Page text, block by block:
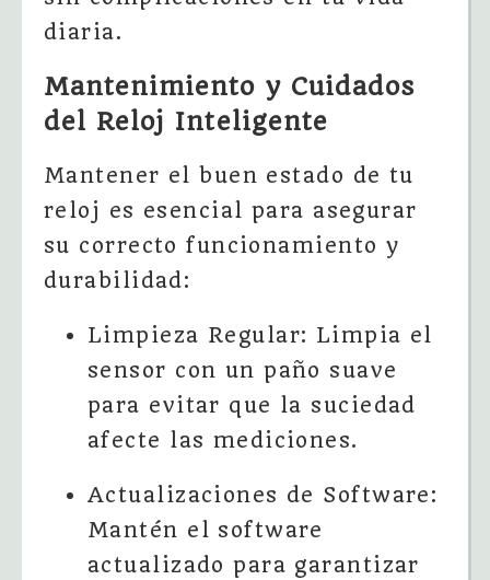
diaria.
Mantenimiento y Cuidados
del Reloj Inteligente
Mantener el buen estado de tu
reloj es esencial para asegurar
su correcto funcionamiento y
durabilidad:
Limpieza Regular: Limpia el
sensor con un paño suave
para evitar que la suciedad
afecte las mediciones.
Actualizaciones de Software:
Mantén el software
actualizado para garantizar